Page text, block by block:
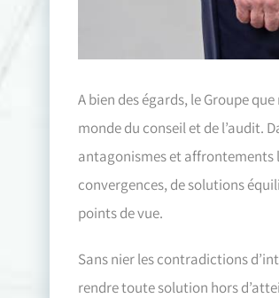
A bien des égards, le Groupe
monde du conseil et de l’audit.
antagonismes et affrontements
convergences, de solutions
points de vue.
Sans nier les contradictions
rendre toute solution hors